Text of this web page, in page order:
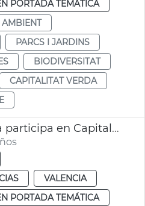
PORTADA TEMÁTICA
PARCS I JARDINS
BIODIVERSITAT
CAPITALITAT VERDA
Pedanías València participa en Capitalidad Verde
VALENCIA
PORTADA TEMÁTICA